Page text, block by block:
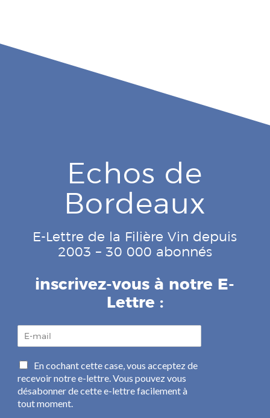
Echos de
Bordeaux
E-Lettre de la Filière Vin depuis
2003 – 30 000 abonnés
inscrivez-vous à notre E-
Lettre :
a
i
l
*
C
a
s
e
En cochant cette case, vous acceptez de
recevoir notre e-lettre. Vous pouvez vous
désabonner de cette e-lettre facilement à
tout moment.